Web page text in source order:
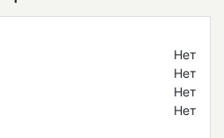
Нет
Нет
Нет
Нет